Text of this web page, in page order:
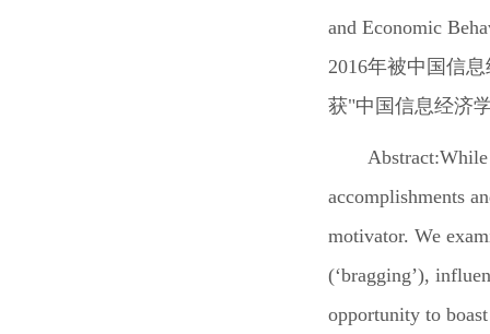
and Economic
2016年被中国信
获"中国信息经济
Abstract:While
accomplishments
motivator. We
(‘bragging’),
opportunity to